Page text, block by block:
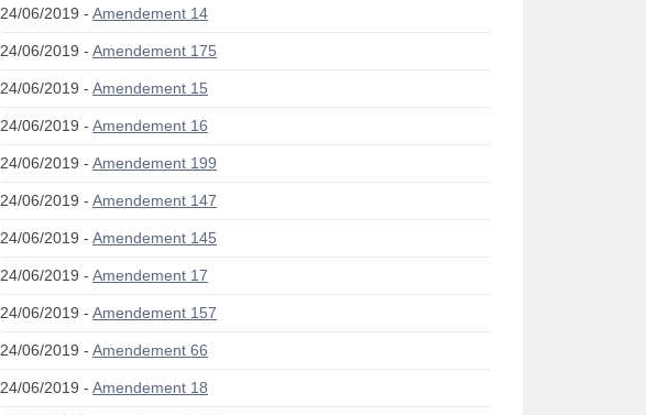
24/06/2019 - Amendement 14
24/06/2019 - Amendement 175
24/06/2019 - Amendement 15
24/06/2019 - Amendement 16
24/06/2019 - Amendement 199
24/06/2019 - Amendement 147
24/06/2019 - Amendement 145
24/06/2019 - Amendement 17
24/06/2019 - Amendement 157
24/06/2019 - Amendement 66
24/06/2019 - Amendement 18